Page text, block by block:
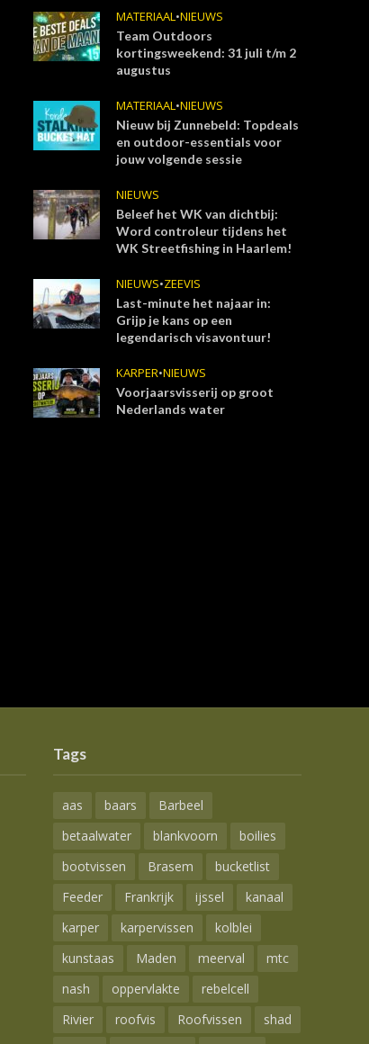
MATERIAAL•NIEUWS
Team Outdoors
kortingsweekend: 31 juli t/m 2
augustus
MATERIAAL•NIEUWS
Nieuw bij Zunnebeld: Topdeals
en outdoor-essentials voor
jouw volgende sessie
NIEUWS
Beleef het WK van dichtbij:
Word controleur tijdens het
WK Streetfishing in Haarlem!
NIEUWS•ZEEVIS
Last-minute het najaar in:
Grijp je kans op een
legendarisch visavontuur!
KARPER•NIEUWS
Voorjaarsvisserij op groot
Nederlands water
Tags
aas baars
Barbeel
betaalwater
blankvoorn
boilies
bootvissen
Brasem
bucketlist
Feeder
Frankrijk ijssel
kanaal
karper
karpervissen
kolblei
kunstaas
Maden meerval
mtc
nash
oppervlakte
rebelcell
Rivier
roofvis Roofvissen
shad